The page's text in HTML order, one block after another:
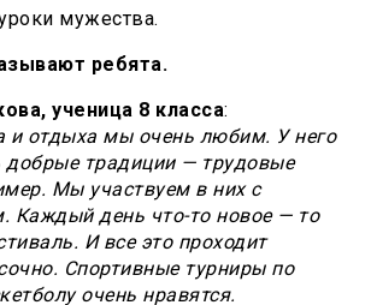
мужества.
ребята.
ученица 8 класса:
и отдыха мы очень любим. У него
добрые традиции — трудовые
Мы участвуем в них с
Каждый день что-то новое — то
И все это проходит
Спортивные турниры по
очень нравятся.